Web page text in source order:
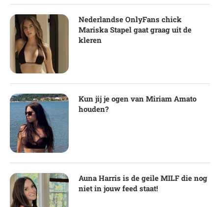
Nederlandse OnlyFans chick
Mariska Stapel gaat graag uit de
kleren
Kun jij je ogen van Miriam Amato
houden?
Auna Harris is de geile MILF die nog
niet in jouw feed staat!